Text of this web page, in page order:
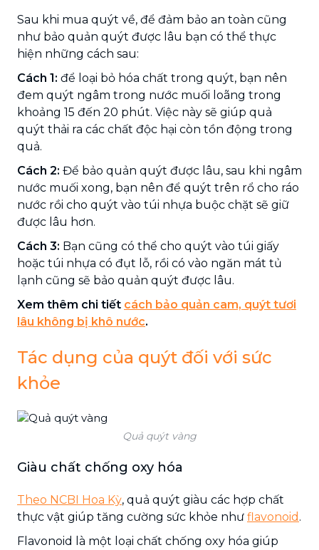
Sau khi mua quýt về, để đảm bảo an toàn cũng
như bảo quản quýt được lâu bạn có thể thực
hiện những cách sau:
Cách 1: để loại bỏ hóa chất trong quýt, bạn nên
đem quýt ngâm trong nước muối loãng trong
khoảng 15 đến 20 phút. Việc này sẽ giúp quả
quýt thải ra các chất độc hại còn tồn động trong
quả.
Cách 2: Để bảo quản quýt được lâu, sau khi ngâm
nước muối xong, bạn nên để quýt trên rổ cho ráo
nước rồi cho quýt vào túi nhựa buộc chặt sẽ giữ
được lâu hơn.
Cách 3: Bạn cũng có thể cho quýt vào túi giấy
hoặc túi nhựa có đụt lỗ, rồi có vào ngăn mát tủ
lạnh cũng sẽ bảo quản quýt được lâu.
Xem thêm chi tiết cách bảo quản cam, quýt tươi
lâu không bị khô nước.
Tác dụng của quýt đối với sức
khỏe
Quả quýt vàng
Giàu chất chống oxy hóa
Theo NCBI Hoa Kỳ, quả quýt giàu các hợp chất
thực vật giúp tăng cường sức khỏe như flavonoid .
Flavonoid là một loại chất chống oxy hóa giúp